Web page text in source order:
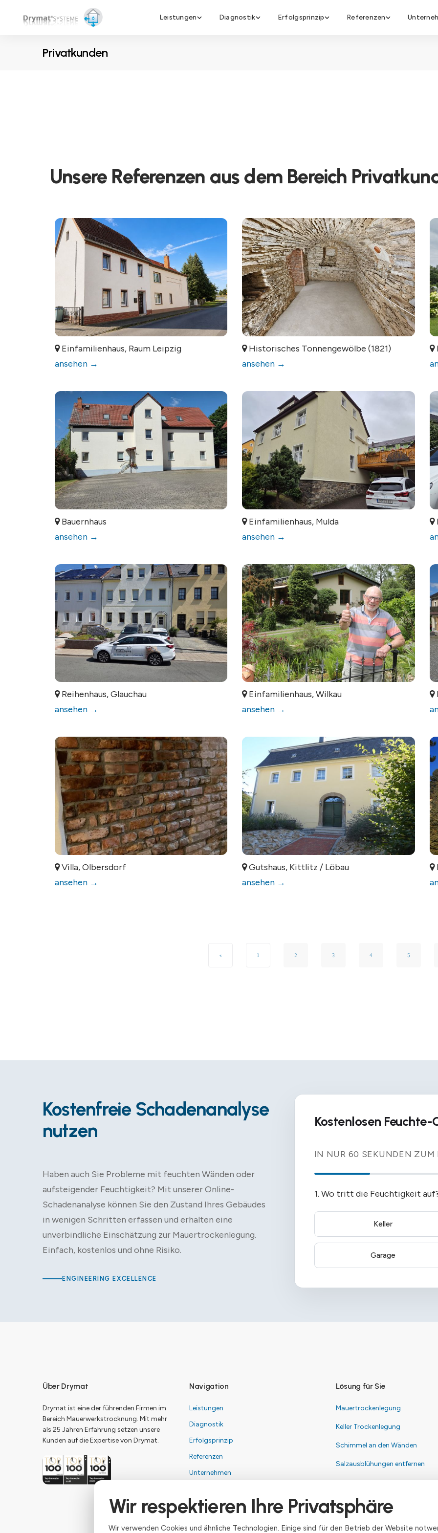
Leistungen Diagnostik Erfolgsprinzip Referenzen
Privatkunden
Unsere Referenzen aus dem Bereich
Einfamilienhaus, Raum Leipzig
ansehen →
Historisches Tonnengewölbe (1821)
ansehen →
Bauernhaus
ansehen →
Einfamilienhaus, Mulda
ansehen →
Reihenhaus, Glauchau
ansehen →
Einfamilienhaus, Wilkau
ansehen →
Villa, Olbersdorf
ansehen →
Gutshaus, Kittlitz / Löbau
ansehen →
« 1 2 3 4 5
Kostenfreie Schadenanalyse
nutzen
Haben auch Sie Probleme mit feuchten Wänden oder
aufsteigender Feuchtigkeit? Mit unserer Online-
Schadenanalyse können Sie den Zustand Ihres Gebäudes
in wenigen Schritten erfassen und erhalten eine
unverbindliche Einschätzung zur Mauertrockenlegung.
Einfach, kostenlos und ohne Risiko.
ENGINEERING EXCELLENCE
Kostenlosen
IN NUR 60 SEKUNDEN ZUM
1. Wo tritt die Feuchtigkeit
Keller
Garage
Über Drymat
Drymat ist eine der führenden Firmen im
Bereich Mauerwerkstrocknung. Mit mehr
als 25 Jahren Erfahrung setzen unsere
Kunden auf die Expertise von Drymat.
Navigation
Leistungen
Diagnostik
Erfolgsprinzip
Referenzen
Unternehmen
Impressum
Lösung für Sie
Mauertrockenlegung
Keller Trockenlegung
Schimmel an den Wänden
Salzausblühungen entfernen
Wir respektieren Ihre Privatsphäre
Wir verwenden Cookies und ähnliche Technologien. Einige sind für den Betrieb der Website